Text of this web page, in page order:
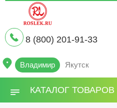
8 (800) 201-91-33
Владимир Якутск
КАТАЛОГ ТОВАРОВ